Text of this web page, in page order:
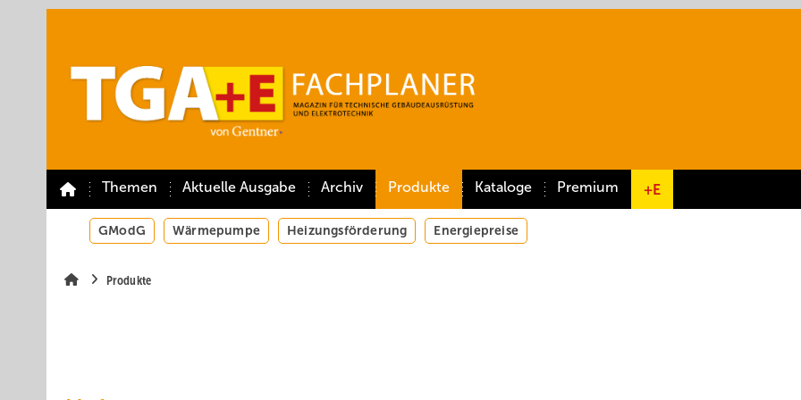
Themen Aktuelle Ausgabe Archiv Produkte Kataloge Premium +E
GModG Wärmepumpe Heizungsförderung Energiepreise
Produkte